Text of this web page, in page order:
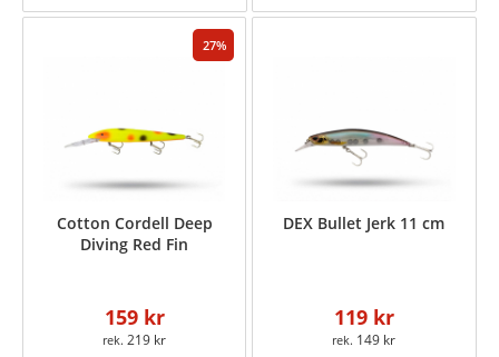
27
Cotton Cordell Deep
Diving Red Fin
159 kr
219 kr
DEX Bullet Jerk 11 cm
119 kr
149 kr